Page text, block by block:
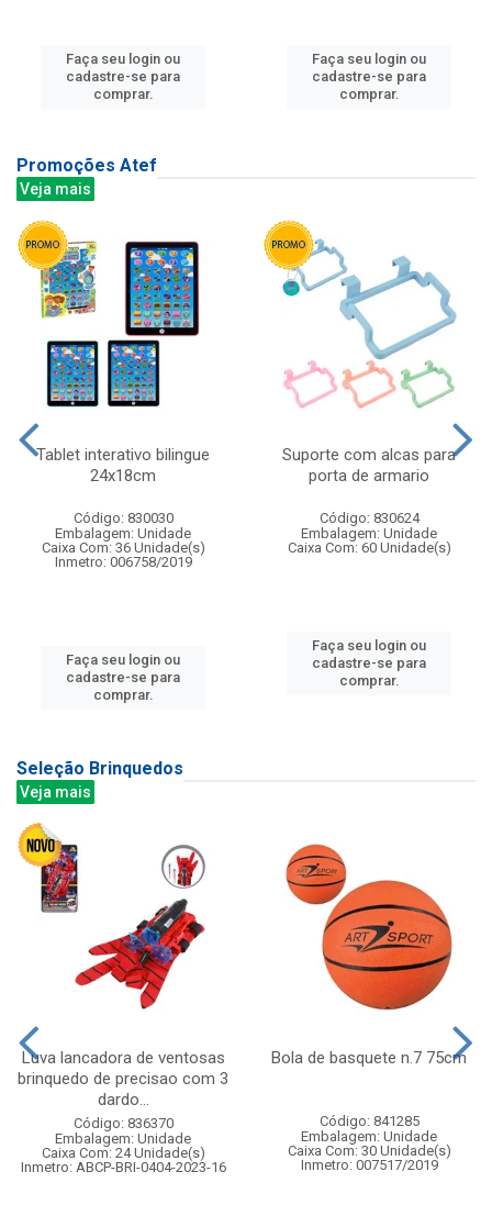
Faça seu login ou
cadastre-se para
comprar.
Faça seu login ou
cadastre-se para
comprar.
Promoções Atef
Veja mais
Tablet interativo bilingue
24x18cm
Código: 830030
Embalagem: Unidade
Caixa Com: 36 Unidade(s)
Inmetro: 006758/2019
Faça seu login ou
cadastre-se para
comprar.
Suporte com alcas para
porta de armario
Código: 830624
Embalagem: Unidade
Caixa Com: 60 Unidade(s)
Faça seu login ou
cadastre-se para
comprar.
Seleção Brinquedos
Veja mais
Luva lancadora de ventosas
brinquedo de precisao com 3
dardo...
Código: 836370
Embalagem: Unidade
Caixa Com: 24 Unidade(s)
Inmetro: ABCP-BRI-0404-2023-16
Bola de basquete n.7 75cm
Código: 841285
Embalagem: Unidade
Caixa Com: 30 Unidade(s)
Inmetro: 007517/2019